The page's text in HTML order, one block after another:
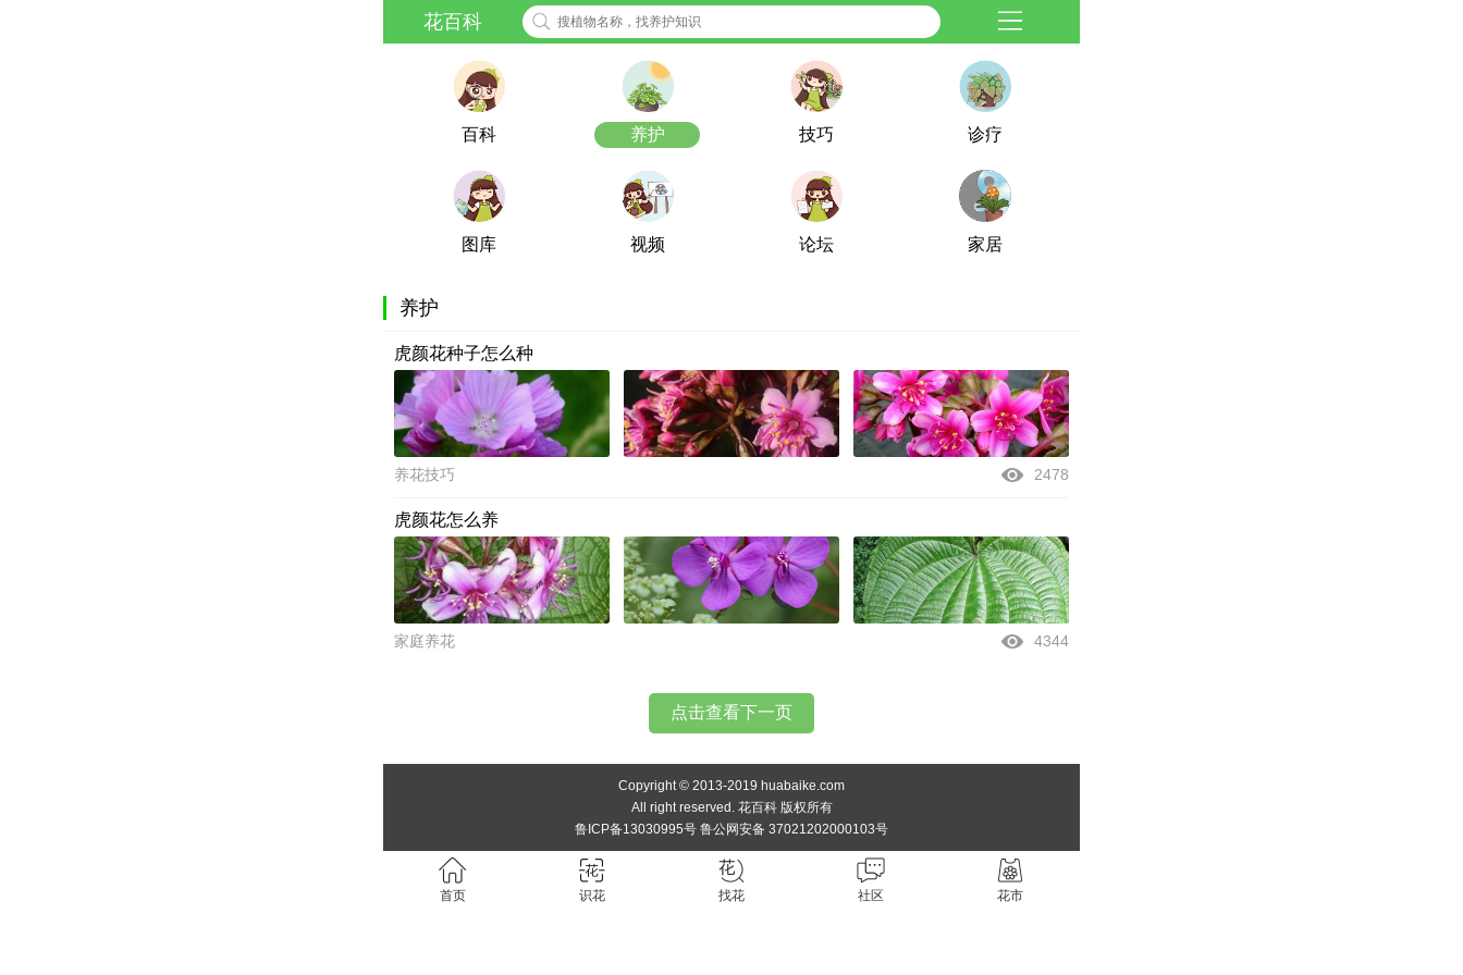
花百科
百科 养护 技巧 诊疗
图库 视频 论坛 家居
养护
虎颜花种子怎么种
养花技巧 2478
虎颜花怎么养
家庭养花 4344
点击查看下一页
Copyright © 2013-2019 huabaike.com
All right reserved. 花百科 版权所有
鲁ICP备13030995号 鲁公网安备 37021202000103号
首页 识花 找花 社区 花市